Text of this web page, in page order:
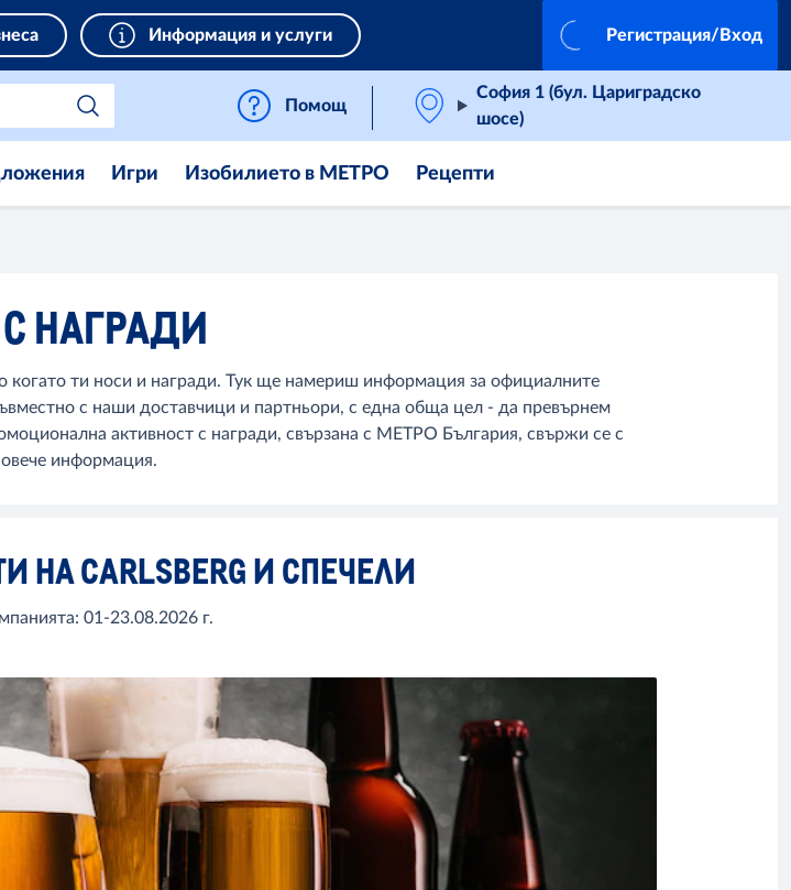
Информация и услуги Регистрация/Вход
Помощ
София 1 (бул. Цариградско
шосе)
Игри Изобилието в МЕТРО Рецепти
НАГРАДИ
ти носи и награди. Тук ще намериш информация за официалните
с наши доставчици и партньори, с една обща цел - да превърнем
активност с награди, свързана с МЕТРО България, свържи се с
информация.
CARLSBERG И СПЕЧЕЛИ
01-23.08.2026 г.